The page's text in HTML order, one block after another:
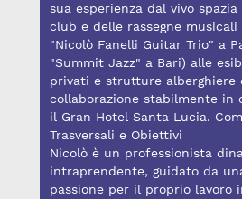
sua esperienza dal vivo
club e delle rassegne musicali
"Nicolò Fanelli Guitar Trio" a
"Summit Jazz" a Bari) alle
privati e strutture alberghiere
collaborazione stabilmente in
il Gran Hotel Santa Lucia.
Trasversali e Obiettivi
Nicolò è un professionista
intraprendente, guidato da
passione per il proprio lavoro